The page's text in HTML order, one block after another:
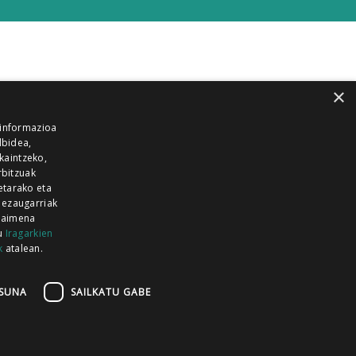
GUKA
GUKA
ZUMAIA GUKA
×
eta
Iragarkien
atalean.
SAILKATU GABE